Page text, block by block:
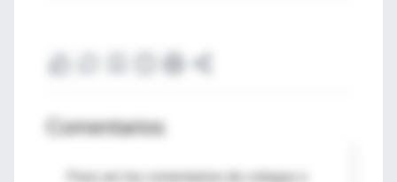
Comentarios
Para ver los comentarios de colegas o